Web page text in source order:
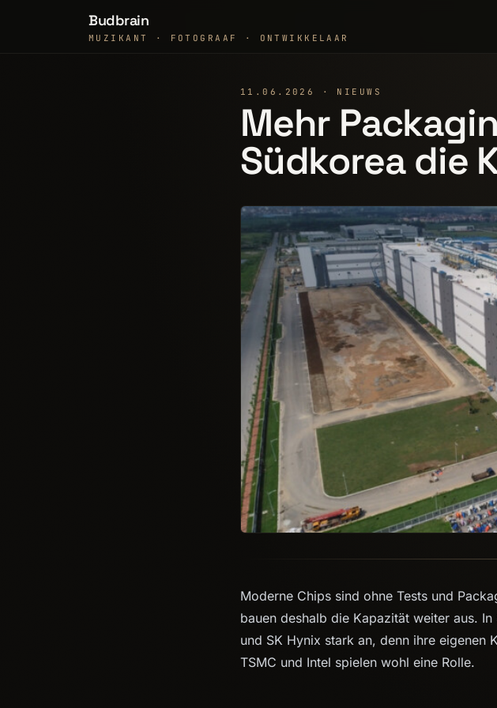
Budbrain
MUZIKANT · FOTOGRAAF · ONTWIKKELAAR
11.06.2026 · NIEUWS
Mehr
Südkorea die
Moderne Chips sind ohne Tests und
bauen deshalb die Kapazität weiter aus.
und SK Hynix stark an, denn ihre eigenen
TSMC und Intel spielen wohl eine Rolle.